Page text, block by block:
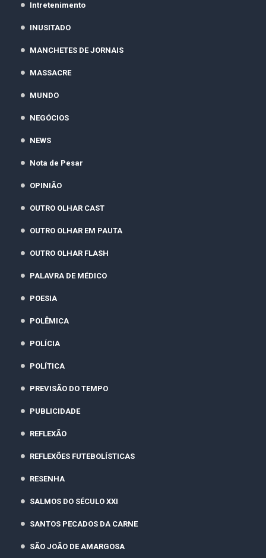
Intretenimento
INUSITADO
MANCHETES DE JORNAIS
MASSACRE
MUNDO
NEGÓCIOS
NEWS
Nota de Pesar
OPINIÃO
OUTRO OLHAR CAST
OUTRO OLHAR EM PAUTA
OUTRO OLHAR FLASH
PALAVRA DE MÉDICO
POESIA
POLÊMICA
POLÍCIA
POLÍTICA
PREVISÃO DO TEMPO
PUBLICIDADE
REFLEXÃO
REFLEXÕES FUTEBOLÍSTICAS
RESENHA
SALMOS DO SÉCULO XXI
SANTOS PECADOS DA CARNE
SÃO JOÃO DE AMARGOSA